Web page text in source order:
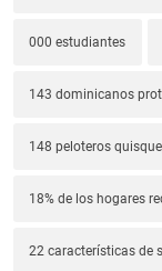
000 estudiantes
143 dominicanos
148 peloteros
18% de los hogares
22 características de